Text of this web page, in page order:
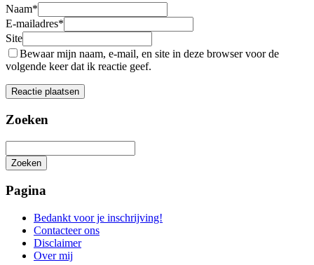
Naam*
E-mailadres*
Site
Bewaar mijn naam, e-mail, en site in deze browser voor de
volgende keer dat ik reactie geef.
Zoeken
Zoeken
zoeken
Pagina
Bedankt voor je inschrijving!
Contacteer ons
Disclaimer
Over mij